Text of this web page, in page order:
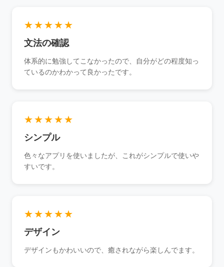
★★★★★
文法の確認
体系的に勉強してこなかったので、自分がどの程度知っ
ているのかわかって良かったです。
★★★★★
シンプル
色々なアプリを使いましたが、これがシンプルで使いや
すいです。
★★★★★
デザイン
デザインもかわいいので、癒されながら楽しんでます。